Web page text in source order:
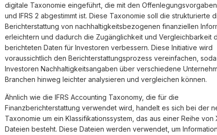
digitale Taxonomie eingeführt, die mit den Offenlegungsvorgaben
und IFRS 2 abgestimmt ist. Diese Taxonomie soll die strukturierte
Berichterstattung von nachhaltigkeitsbezogenen finanziellen
erleichtern und dadurch die Zugänglichkeit und Vergleichbarkeit
berichteten Daten für Investoren verbessern. Diese Initiative wird
voraussichtlich den Berichterstattungsprozess vereinfachen,
Investoren Nachhaltigkeitsangaben über verschiedene
Branchen hinweg leichter analysieren und vergleichen können.
Ähnlich wie die IFRS Accounting Taxonomy, die für die
Finanzberichterstattung verwendet wird, handelt es sich bei der
Taxonomie um ein Klassifikationssystem, das aus einer Reihe von
Dateien besteht. Diese Dateien werden verwendet, um